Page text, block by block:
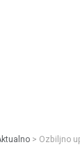
> Ozbiljno